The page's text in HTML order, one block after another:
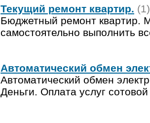
Текущий ремонт квартир. (1)
Бюджетный ремонт квартир.
самостоятельно выполнить
Автоматический обмен
Автоматический обмен
Деньги. Оплата услуг сотовой